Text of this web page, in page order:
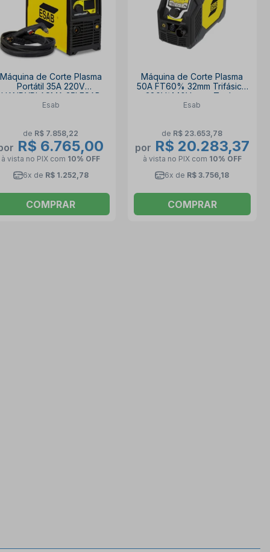
Máquina de Corte Plasma
Portátil 35A 220V
HANDYPLASMA 35I ESAB
Esab
de R$ 7.858,22
R$ 6.765,00
à vista no PIX com 10% OFF
6x de R$ 1.252,78
COMPRAR
Máquina de Corte Plasma
50A FT60% 32mm Trifásico
380V/440V com Tocha
CUTMASTER 50 749821
Esab
de R$ 23.653,78
por R$ 20.283,37
à vista no PIX com 10% OFF
6x de R$ 3.756,18
COMPRAR